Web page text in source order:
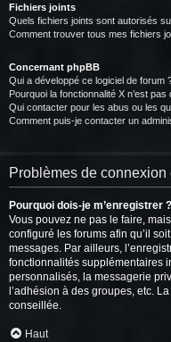
Fichiers joints
Quels fichiers joints sont autorisés
Comment trouver tous mes fichiers
Concernant phpBB
Qui a développé ce logiciel de forum
Pourquoi la fonctionnalité X n’est pas
Qui contacter pour les abus ou les
Comment puis-je contacter un
Problèmes de connexion
Pourquoi dois-je m’enregistrer ?
Vous pouvez ne pas le faire,
configuré les forums afin qu’il
messages. Par ailleurs,
fonctionnalités supplémentaires
personnalisés, la messagerie
l’adhésion à des groupes, etc.
conseillée.
Haut